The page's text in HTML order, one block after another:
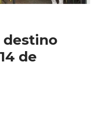
destino
de